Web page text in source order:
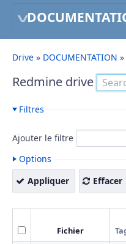
Drive » DOCUMENTATION »
Redmine drive
Filtres
Ajouter le filtre
Options
Appliquer
Effacer
Fichier